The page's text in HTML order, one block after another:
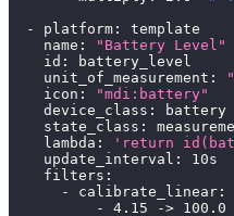
-
platform :
template
name :
"Battery Level"
id :
battery_level
unit_of_measurement :
icon :
"mdi:battery"
device_class :
battery
state_class :
lambda :
'return
update_interval :
10s
filters :
-
calibrate_linear :
-
4.15 -> 100.0